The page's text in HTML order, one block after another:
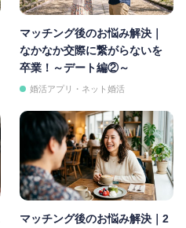
マッチング後のお悩み解決｜
なかなか交際に繋がらないを
卒業！～デート編②～
婚活アプリ・ネット婚活
マッチング後のお悩み解決｜2